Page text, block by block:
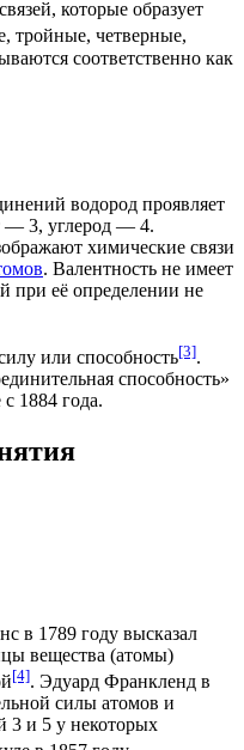
которые образует
тройные, четверные,
соответственно как
водород проявляет
— 3, углерод — 4.
химические связи
. Валентность не имеет
при её определении не
или способность[3].
способность»
1884 года.
в 1789 году высказал
вещества (атомы)
[4]. Эдуард Франкленд в
силы атомов и
3 и 5 у некоторых